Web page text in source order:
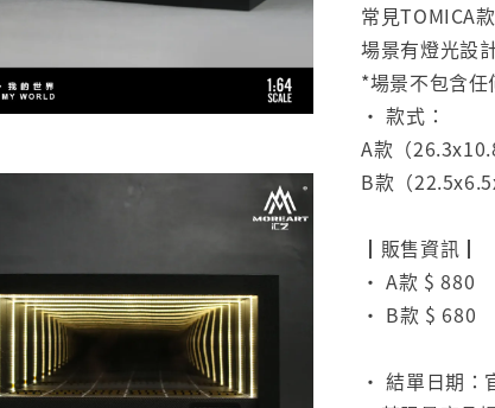
常見TOMICA
場景有燈光設
*場景不包含
• 款式：
A款（
B款（
┃販售資訊┃
• A款 $ 880
• B款 $ 680
• 結單日期：